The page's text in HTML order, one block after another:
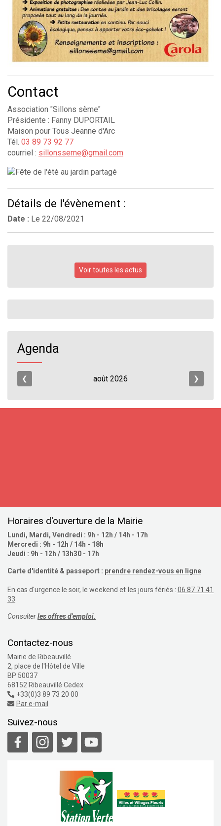
Contact
Association "Sillons sème"
Présidente : Fanny DUPORTAIL
Maison pour Tous Jeanne d'Arc
Tél. 03 89 73 92 77
courriel : sillonsseme@gmail.com
Détails de l'évènement :
Date : Le 22/08/2021
Voir toutes les actus
Agenda
❮ août 2026 ❯
Horaires d'ouverture de la Mairie
Lundi, Mardi, Vendredi : 9h - 12h / 14h - 17h
Mercredi : 9h - 12h / 14h - 18h
Jeudi : 9h - 12h / 13h30 - 17h
Carte d'identité & passeport : prendre rendez-vous en ligne
En cas d'urgence le soir, le weekend et les jours fériés : 06 87 71 41
33
Consulterles offres d'emploi.
Contactez-nous
Mairie de Ribeauvillé
2, place de l'Hôtel de Ville
BP 50037
68152 Ribeauvillé Cedex
+33(0)3 89 73 20 00
Par e-mail
Suivez-nous